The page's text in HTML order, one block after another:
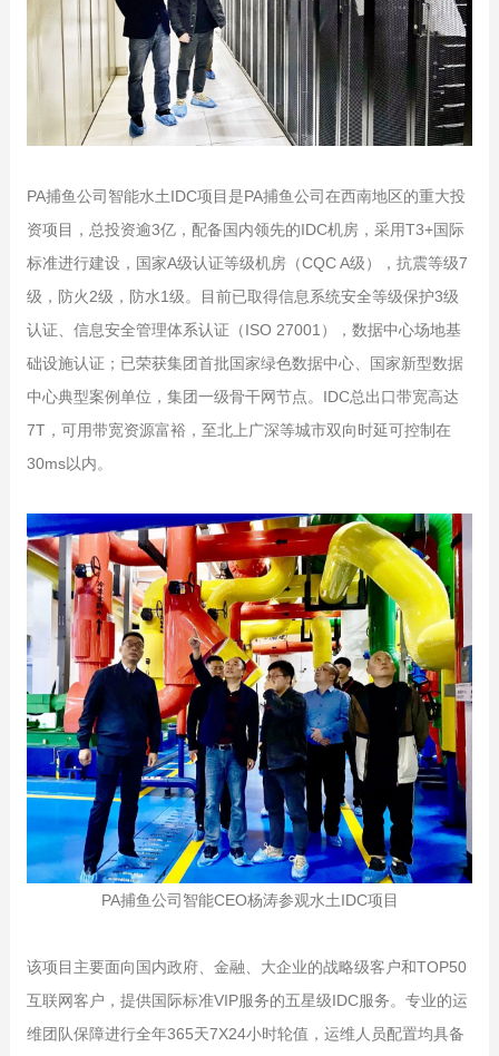
PA捕鱼公司智能水土IDC项目是PA捕鱼公司在西南地区的重大投
资项目，总投资逾3亿，配备国内领先的IDC机房，采用T3+国际
标准进行建设，国家A级认证等级机房（CQC A级），抗震等级7
级，防火2级，防水1级。目前已取得信息系统安全等级保护3级
认证、信息安全管理体系认证（ISO 27001），数据中心场地基
础设施认证；已荣获集团首批国家绿色数据中心、国家新型数据
中心典型案例单位，集团一级骨干网节点。IDC总出口带宽高达
7T，可用带宽资源富裕，至北上广深等城市双向时延可控制在
30ms以内。
PA捕鱼公司智能CEO杨涛参观水土IDC项目
该项目主要面向国内政府、金融、大企业的战略级客户和TOP50
互联网客户，提供国际标准VIP服务的五星级IDC服务。专业的运
维团队保障进行全年365天7X24小时轮值，运维人员配置均具备